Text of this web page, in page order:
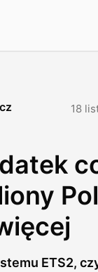
18
ETS2,